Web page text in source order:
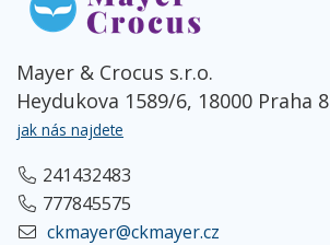
Mayer & Crocus s.r.o.
Heydukova 1589/6, 18000 Praha 8
jak nás najdete
241432483
777845575
ckmayer@ckmayer.cz